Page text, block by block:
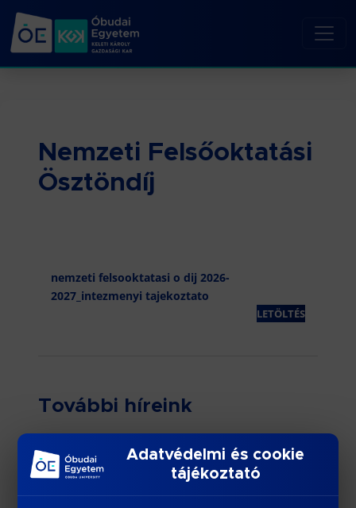
Nemzeti Felsőoktatási
Ösztöndíj
nemzeti felsooktatasi o dij 2026-
2027_intezmenyi tajekoztato
LETÖLTÉS
További híreink
Adatvédelmi és cookie
tájékoztató